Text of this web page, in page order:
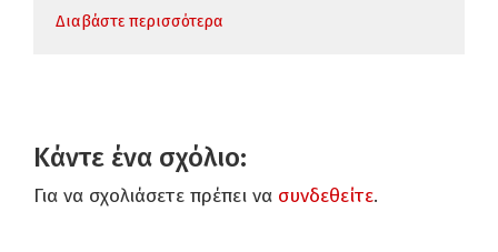
Διαβάστε περισσότερα
Κάντε ένα σχόλιο:
Για να σχολιάσετε πρέπει να συνδεθείτε.